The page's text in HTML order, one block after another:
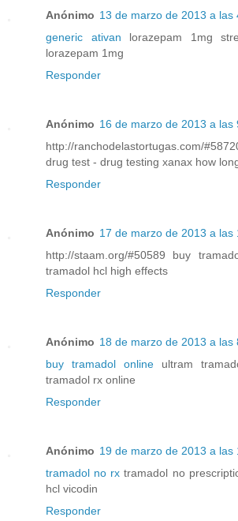
Anónimo 13 de marzo de 2013 a las
generic ativan lorazepam 1mg
lorazepam 1mg
Responder
Anónimo 16 de marzo de 2013 a las
http://ranchodelastortugas.com/
drug test - drug testing xanax how
Responder
Anónimo 17 de marzo de 2013 a las
http://staam.org/#50589 buy
tramadol hcl high effects
Responder
Anónimo 18 de marzo de 2013 a las
buy tramadol onlineultram
tramadol rx online
Responder
Anónimo 19 de marzo de 2013 a las
tramadol no rx tramadol no
hcl vicodin
Responder